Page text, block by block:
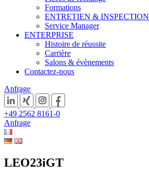
Formations
ENTRETIEN & INSPECTION
Service Manager
ENTERPRISE
Histoire de réussite
Carrière
Salons & évènements
Contactez-nous
Anfrage
+49 2562 8161-0
Anfrage
LEO23iGT